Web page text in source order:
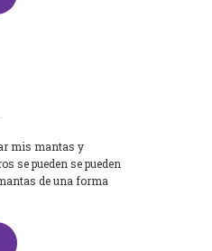
mis mantas y
se pueden se pueden
de una forma